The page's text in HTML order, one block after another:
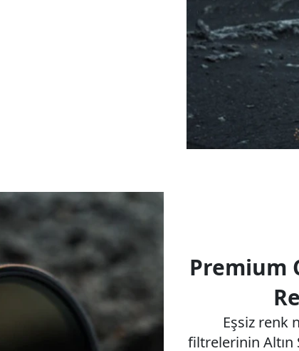
Premium
Eşsiz renk
filtrelerinin Altın